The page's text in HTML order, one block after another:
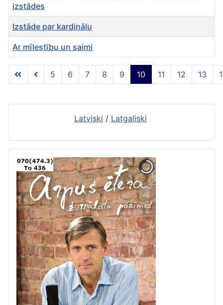
Rakstu tabula
izstādes
Izstāde par kardinālu
Ar mīlestību un saimi
10 lapa no 56
5 6 7 8 9 10 11 12 13
Latviski / Latgaliski